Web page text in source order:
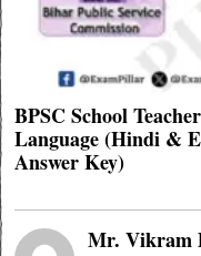
BPSC School
Language (Hindi &
Answer Key)
Mr. Vikram